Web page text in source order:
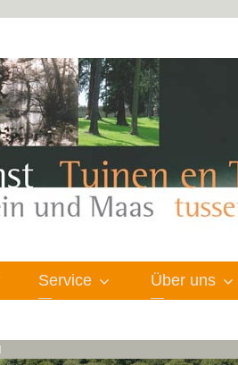
Service Über uns